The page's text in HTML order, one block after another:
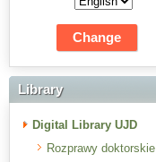
Library
Digital Library UJD
Rozprawy doktorskie